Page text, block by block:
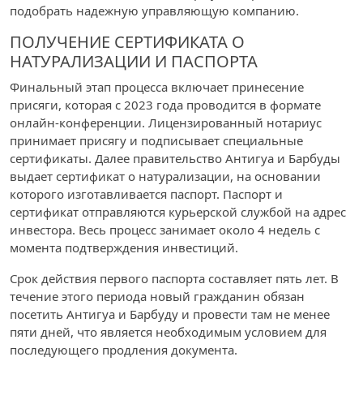
подобрать надежную управляющую компанию.
ПОЛУЧЕНИЕ СЕРТИФИКАТА О
НАТУРАЛИЗАЦИИ И ПАСПОРТА
Финальный этап процесса включает принесение
присяги, которая с 2023 года проводится в формате
онлайн-конференции. Лицензированный нотариус
принимает присягу и подписывает специальные
сертификаты. Далее правительство Антигуа и Барбуды
выдает сертификат о натурализации, на основании
которого изготавливается паспорт. Паспорт и
сертификат отправляются курьерской службой на адрес
инвестора. Весь процесс занимает около 4 недель с
момента подтверждения инвестиций.
Срок действия первого паспорта составляет пять лет. В
течение этого периода новый гражданин обязан
посетить Антигуа и Барбуду и провести там не менее
пяти дней, что является необходимым условием для
последующего продления документа.